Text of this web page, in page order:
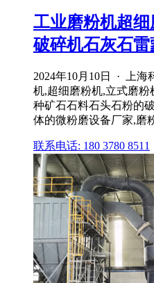
工业磨粉机超
破碎机石灰石雷
2024年10月10日 · 上
机,超细磨粉机,立式磨
种矿石石料石头石粉的
体的微粉磨设备厂家,磨
联系电话: 180 3780 8511